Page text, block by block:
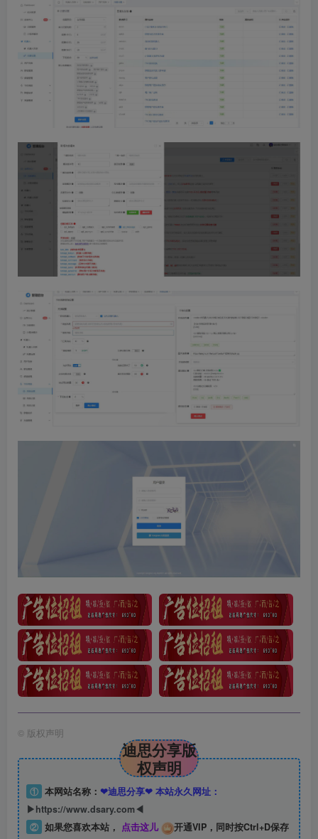
© 版权声明
迪思分享版
权声明
① 本网站名称： ❤迪思分享❤ 本站永久网址：
▶https://www.dsary.com◀
② 如果您喜欢本站， 点击这儿
开通VIP，同时按Ctrl+D保存